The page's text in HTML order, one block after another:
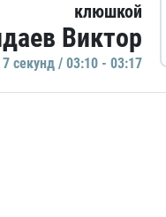
клюшкой
Виктор
7 секунд / 03:10 - 03:17